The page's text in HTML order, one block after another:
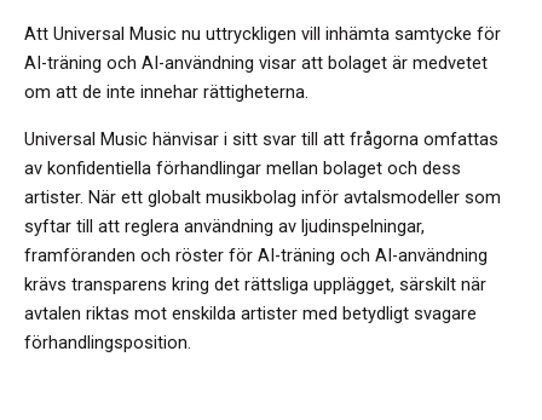
Att Universal Music nu uttryckligen vill inhämta samtycke för
AI-träning och AI-användning visar att bolaget är medvetet
om att de inte innehar rättigheterna.
Universal Music hänvisar i sitt svar till att frågorna omfattas
av konfidentiella förhandlingar mellan bolaget och dess
artister. När ett globalt musikbolag inför avtalsmodeller som
syftar till att reglera användning av ljudinspelningar,
framföranden och röster för AI-träning och AI-användning
krävs transparens kring det rättsliga upplägget, särskilt när
avtalen riktas mot enskilda artister med betydligt svagare
förhandlingsposition.